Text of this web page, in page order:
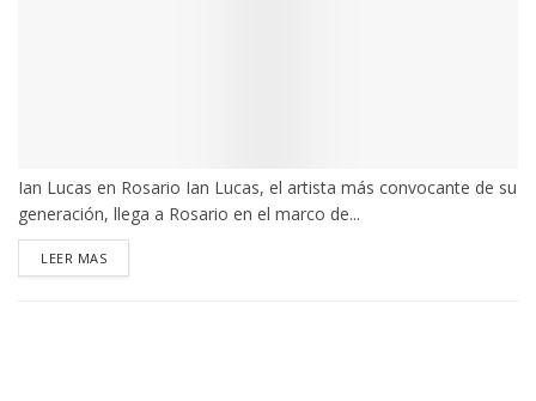
Ian Lucas en Rosario Ian Lucas, el artista más convocante de su
generación, llega a Rosario en el marco de...
LEER MASDETAILS